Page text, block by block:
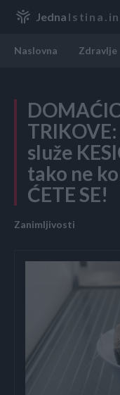
Jedna
Naslovna Zdravlje
služe
tako ne
ĆETE SE!
Zanimljivosti